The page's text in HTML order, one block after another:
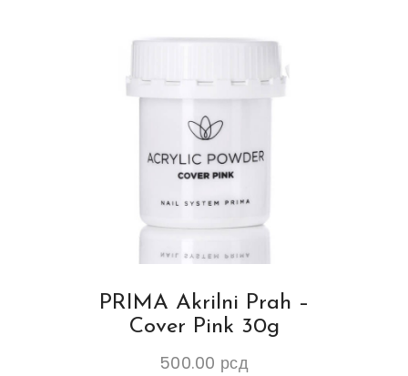
PRIMA Akrilni Prah –
Cover Pink 30g
500.00 рсд